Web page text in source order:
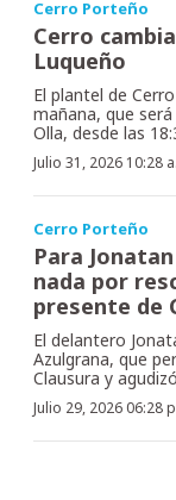
Cerro Porteño
Cerro
Luqueño
El plantel de
mañana, que
Olla, desde las
Julio 31, 2026 10:28
Cerro Porteño
Para
nada por
presente de
El delantero
Azulgrana, que
Clausura y
Julio 29, 2026 06:28